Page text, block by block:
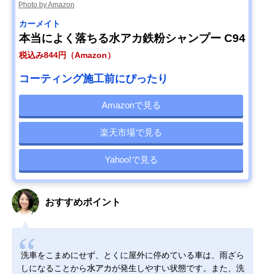
Photo by Amazon
カーメイト
本当によく落ちる水アカ鉄粉シャンプー C94
税込み844円（Amazon）
コーティング施工前にぴったり
Amazonで見る
楽天市場で見る
Yahoo!で見る
おすすめポイント
洗車をこまめにせず、とくに屋外に停めている車は、雨ざら
しになることから水アカが発生しやすい状態です。また、洗